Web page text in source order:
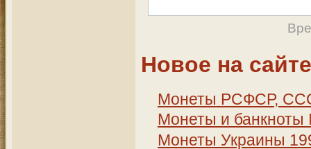
Новое на сайте
Монеты РСФСР,
Монеты и
Монеты Украины